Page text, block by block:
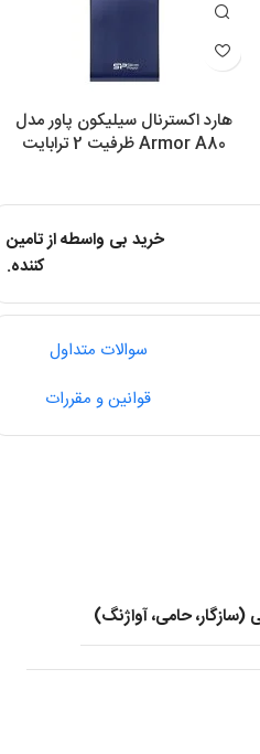
هارد اکسترنال سیلیکون پاور مدل
Armor A80 ظرفیت 2 ترابایت
خرید بی واسطه از تامین
کننده.
سوالات متداول
قوانین و مقررات